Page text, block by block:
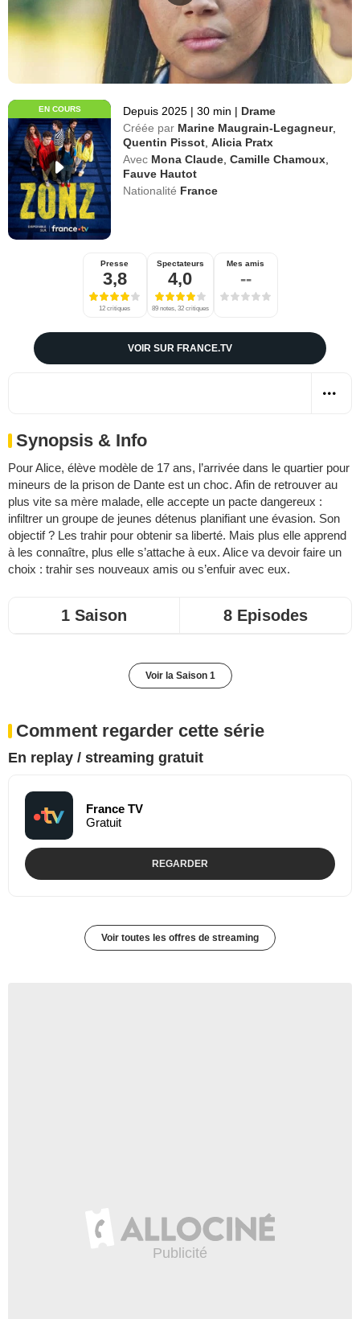
EN COURS Depuis 2025 | 30 min | Drame
Créée par Marine Maugrain-Legagneur,
Quentin Pissot ,Alicia Pratx
Avec Mona Claude ,Camille Chamoux
Fauve Hautot
Nationalité France
Presse
3,8
12 critiques
Spectateurs
4,0
89 notes, 32 critiques
Mes amis
--
VOIR SUR FRANCE.TV
Synopsis & Info
Pour Alice, élève modèle de 17 ans, l’arrivée dans le quartier pour
mineurs de la prison de Dante est un choc. Afin de retrouver au
plus vite sa mère malade, elle accepte un pacte dangereux :
infiltrer un groupe de jeunes détenus planifiant une évasion. Son
objectif ? Les trahir pour obtenir sa liberté. Mais plus elle apprend
à les connaître, plus elle s’attache à eux. Alice va devoir faire un
choix : trahir ses nouveaux amis ou s’enfuir avec eux.
1 Saison 8 Episodes
Voir la Saison 1
Comment regarder cette série
En replay / streaming gratuit
France TV
Gratuit
REGARDER
Voir toutes les offres de streaming